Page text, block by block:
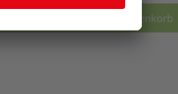
In den Warenkorb